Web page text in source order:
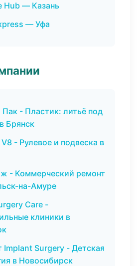
Hub — Казань
— Уфа
- Пластик: литьё под
Брянск
- Рулевое и подвеска в
- Коммерческий ремонт
на-Амуре
Care -
клиники в
Implant Surgery - Детская
в Новосибирск